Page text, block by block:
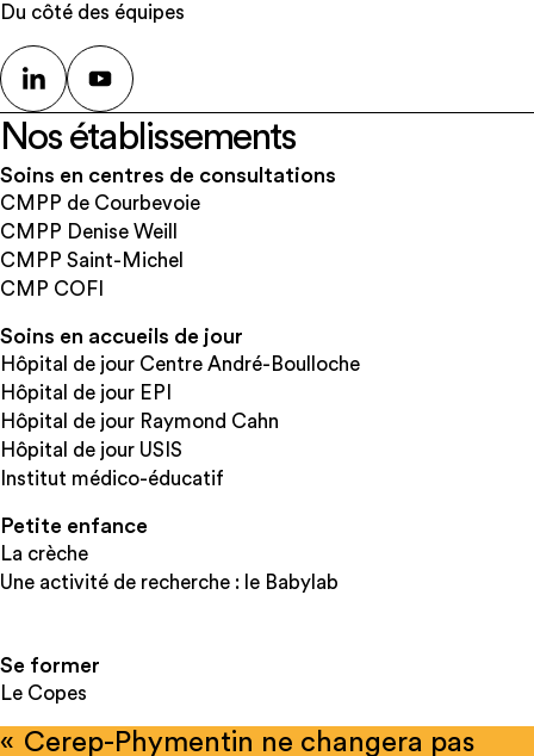
Du côté des équipes
Nos établissements
Soins en centres de consultations
CMPP de Courbevoie
CMPP Denise Weill
CMPP Saint-Michel
CMP COFI
Soins en accueils de jour
Hôpital de jour Centre André-Boulloche
Hôpital de jour EPI
Hôpital de jour Raymond Cahn
Hôpital de jour USIS
Institut médico-éducatif
Petite enfance
La crèche
Une activité de recherche : le Babylab
Se former
Le Copes
« Cerep-Phymentin ne changera pas